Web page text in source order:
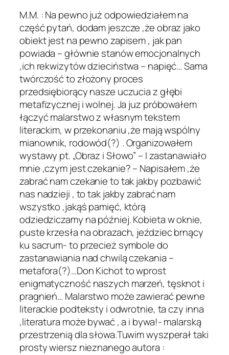
M.M. : Na pewno już odpowiedziałem na
część pytań, dodam jeszcze ,że obraz jako
obiekt jest na pewno zapisem , jak pan
powiada – głównie stanów emocjonalnych
,ich rekwizytów dzieciństwa – napięć… Sama
twórczość to złożony proces
przedsiębiorący nasze uczucia z głębi
metafizycznej i wolnej. Ja juz próbowałem
łączyć malarstwo z własnym tekstem
literackim, w przekonaniu ,że mają wspólny
mianownik, rodowód(?) . Organizowałem
wystawy pt. „Obraz i Słowo” – I zastanawiało
mnie ,czym jest czekanie? – Napisałem ,że
zabrać nam czekanie to tak jakby pozbawić
nas nadzieji , to tak jakby zabrać nam
wszystko ,jakąś pamięć, którą
odziedziczamy na później. Kobieta w oknie,
puste krzesła na obrazach, jeździec brnący
ku sacrum- to przecież symbole do
zastanawiania nad chwilą czekania –
metafora(?)…Don Kichot to wprost
enigmatyczność naszych marzeń, tęsknot i
pragnień… Malarstwo może zawierać pewne
literackie podteksty i odwrotnie, ta czy inna
,literatura może bywać , a i bywa!- malarską
przestrzenią dla słowa.Tuwim wyszperał taki
prosty wiersz nieznanego autora :